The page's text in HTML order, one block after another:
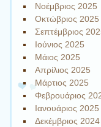
Νοέμβριος 2025
Οκτώβριος 2025
Σεπτέμβριος
Ιούνιος 2025
Μάιος 2025
Απρίλιος 2025
Μάρτιος 2025
Φεβρουάριος
Ιανουάριος 2025
Δεκέμβριος 2024